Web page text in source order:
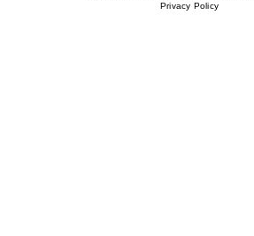
Privacy Policy